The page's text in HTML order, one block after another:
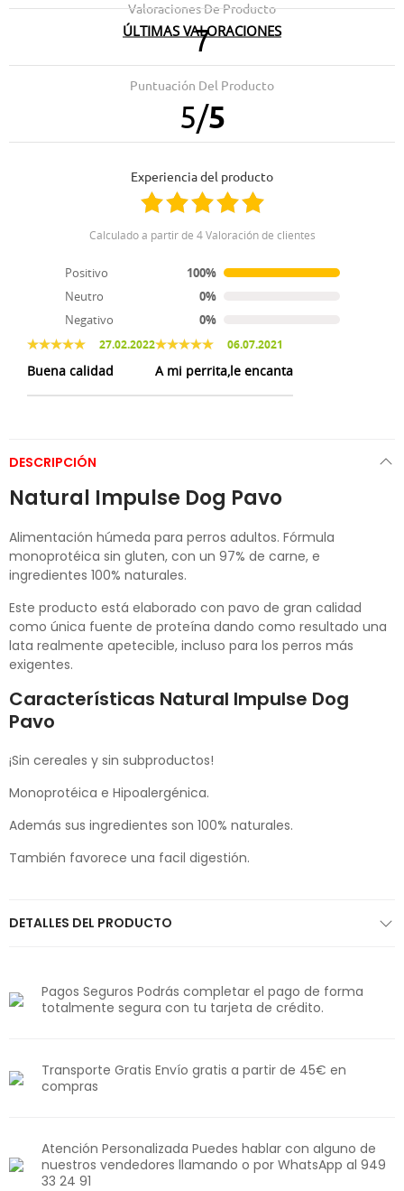
Valoraciones De Producto
7
Puntuación Del Producto
5/5
Experiencia del producto
Calculado a partir de 4 Valoración de clientes
Positivo
100%
Neutro
0%
Negativo
0%
ÚLTIMAS VALORACIONES
Les encantó a mis perros.
01.04.2024 11.03.2024
Genial
20.11.2022
A mi perra le encanta, que más puedo decir?
27.02.2022
Buena calidad
06.07.2021
A mi perrita,le encanta
DESCRIPCIÓN
Natural Impulse Dog Pavo
Alimentación húmeda para perros adultos. Fórmula
monoprotéica sin gluten, con un 97% de carne, e
ingredientes 100% naturales.
Este producto está elaborado con pavo de gran calidad
como única fuente de proteína dando como resultado una
lata realmente apetecible, incluso para los perros más
exigentes.
Características Natural Impulse Dog
Pavo
¡Sin cereales y sin subproductos!
Monoprotéica e Hipoalergénica.
Además sus ingredientes son 100% naturales.
También favorece una facil digestión.
DETALLES DEL PRODUCTO
Pagos Seguros Podrás completar el pago de forma
totalmente segura con tu tarjeta de crédito.
Transporte Gratis Envío gratis a partir de 45€ en
compras
Atención Personalizada Puedes hablar con alguno de
nuestros vendedores llamando o por WhatsApp al 949
33 24 91